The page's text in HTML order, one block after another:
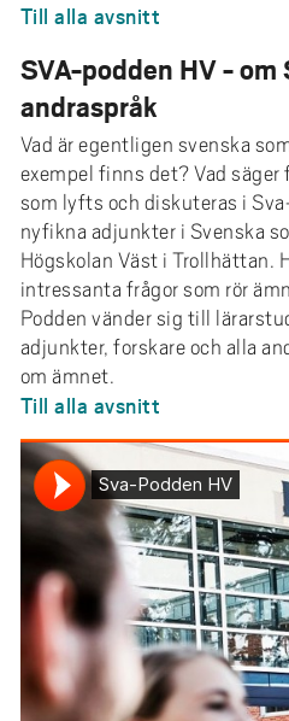
Till alla avsnitt
SVA-podden HV - om
andraspråk
Vad är egentligen svenska
exempel finns det? Vad
som lyfts och diskuteras i
nyfikna adjunkter i Svenska
Högskolan Väst i Trollhättan.
intressanta frågor som rör
Podden vänder sig till
adjunkter, forskare och alla
om ämnet.
Till alla avsnitt